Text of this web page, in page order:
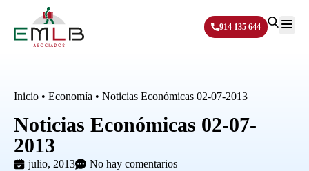
914 135 644
Inicio • Economía • Noticias Económicas 02-07-2013
Noticias Económicas 02-07-
2013
julio, 2013 No hay comentarios